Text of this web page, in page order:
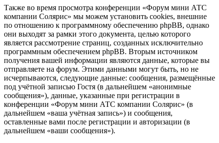
Также во время просмотра конференции «Форум мини АТС
компании Солярис» мы можем установить cookies, внешние
по отношению к программному обеспечению phpBB, однако
они выходят за рамки этого документа, целью которого
является рассмотрение страниц, созданных исключительно
программным обеспечением phpBB. Вторым источником
получения вашей информации являются данные, которые вы
отправляете на форум. Этими данными могут быть, но не
исчерпываются, следующие данные: сообщения, размещённые
под учётной записью Гостя (в дальнейшем «анонимные
сообщения»), данные, указанные при регистрации в
конференции «Форум мини АТС компании Солярис» (в
дальнейшем «ваша учётная запись») и сообщения,
оставленные вами после регистрации и авторизации (в
дальнейшем «ваши сообщения»).